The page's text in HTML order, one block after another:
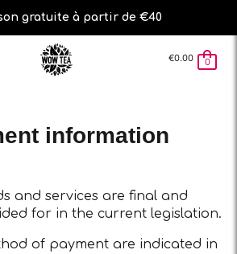
gratuite à partir de €40
€0.00 0
information
and services are final and
for in the current legislation.
of payment are indicated in